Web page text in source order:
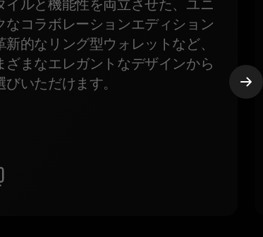
イルと機能性を両立させた、ユニ
なコラボレーションエディション
新的なリング型ウォレットなど、
ざまなエレガントなデザインから
びいただけます。